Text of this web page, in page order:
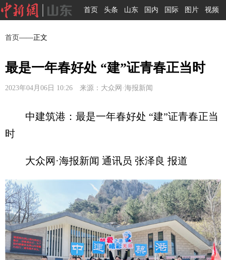
首页 头条 山东 国内 国际 图片 视频
首页——正文
最是一年春好处 “建”证青春正当时
2023年04月06日 10:26 来源：大众网·海报新闻
中建筑港：最是一年春好处 “建”证青春正当
时
大众网·海报新闻 通讯员 张泽良 报道